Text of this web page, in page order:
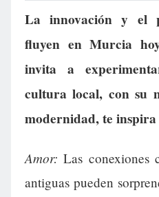
La innovación y el
fluyen en Murcia
invita a
cultura local, con su
modernidad, te
Amor: Las conexiones
antiguas pueden